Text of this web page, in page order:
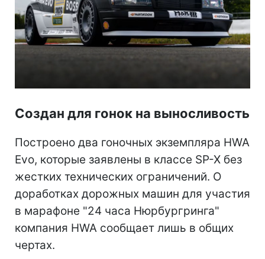
Создан для гонок на выносливость
Построено два гоночных экземпляра HWA
Evo, которые заявлены в классе SP-X без
жестких технических ограничений. О
доработках дорожных машин для участия
в марафоне "24 часа Нюрбургринга"
компания HWA сообщает лишь в общих
чертах.